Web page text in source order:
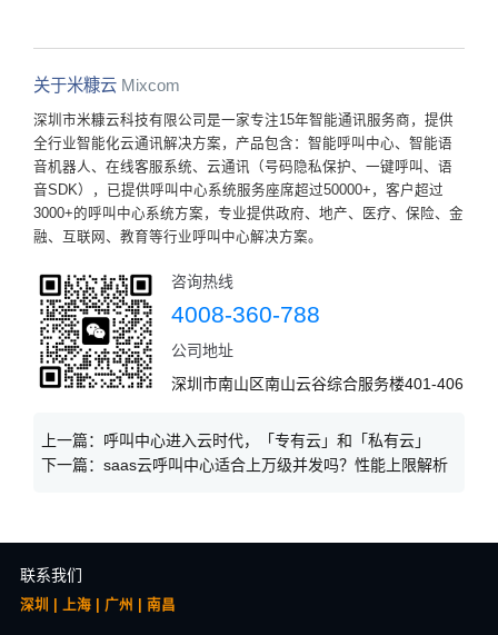
关于米糠云 Mixcom
深圳市米糠云科技有限公司是一家专注15年智能通讯服务商，提供
全行业智能化云通讯解决方案，产品包含：智能呼叫中心、智能语
音机器人、在线客服系统、云通讯（号码隐私保护、一键呼叫、语
音SDK），已提供呼叫中心系统服务座席超过50000+，客户超过
3000+的呼叫中心系统方案，专业提供政府、地产、医疗、保险、金
融、互联网、教育等行业呼叫中心解决方案。
咨询热线
4008-360-788
公司地址
深圳市南山区南山云谷综合服务楼401-406
上一篇： 呼叫中心进入云时代，「专有云」和「私有云」
下一篇： saas云呼叫中心适合上万级并发吗？性能上限解析
联系我们
深圳 | 上海 | 广州 | 南昌